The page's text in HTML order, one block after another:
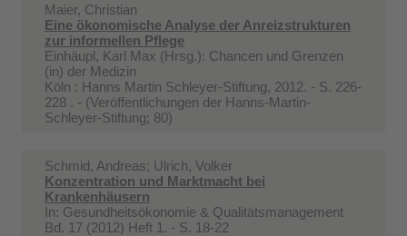
Maier, Christian
Eine ökonomische Analyse der Anreizstrukturen
zur informellen Pflege
Einhäupl, Karl Max (Hrsg.): Chancen und Grenzen
(in) der Medizin
Köln : Hanns Martin Schleyer-Stiftung, 2012. - S. 226-
228 . - (Veröffentlichungen der Hanns-Martin-
Schleyer-Stiftung; 80)
Schmid, Andreas; Ulrich, Volker
Konzentration und Marktmacht bei
Krankenhäusern
In: Gesundheitsökonomie & Qualitätsmanagement
Bd. 17 (2012) Heft 1. - S. 18-22